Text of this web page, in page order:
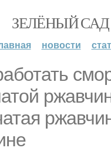
ЗЕЛЁНЫЙ САД
новости